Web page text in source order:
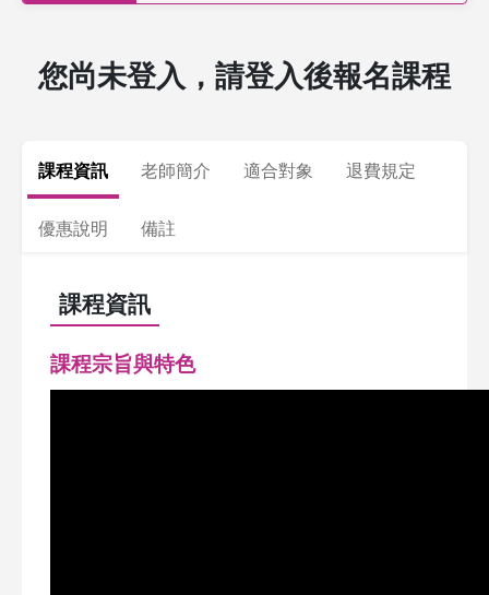
您尚未登入，請登入後報名課程
課程資訊 老師簡介 適合對象 退費規定
優惠說明 備註
課程資訊
課程宗旨與特色